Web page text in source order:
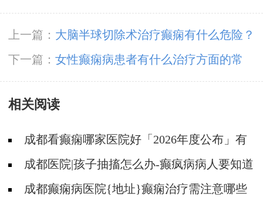
上一篇： 大脑半球切除术治疗癫痫有什么危险？
下一篇： 女性癫痫病患者有什么治疗方面的常
识？
相关阅读
成都看癫痫哪家医院好「2026年度公布」有
癫痫能不能抽烟?
成都医院|孩子抽搐怎么办-癫疯病病人要知道
的误区成都癫痫病医院{地址}癫痫治疗需注意哪些